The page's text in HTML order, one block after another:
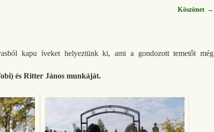
Köszönet →
kapu íveket helyeztünk ki, ami a gondozott temetőt még
és Ritter János munkáját.